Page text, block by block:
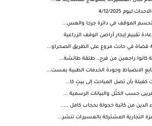
ليوم 4/12/2025
تحسم الموقف في دائرة جرجا والعس...
تقييم إيجار أراضى الوقف الزراعية
كانوا راجعين من فرح.. طلقة طائشة...
الانضباط وجودة الخدمات الطبية بمست...
كفيلة بأن تصل المباحث إلى بيتٍ كا...
حسب الكتُل والبيانات الرسمية ...
الدين من كاتبة خجولة بحجاب كامل .....
التجارية المشتركة بالعسيرات‏ تنشر...